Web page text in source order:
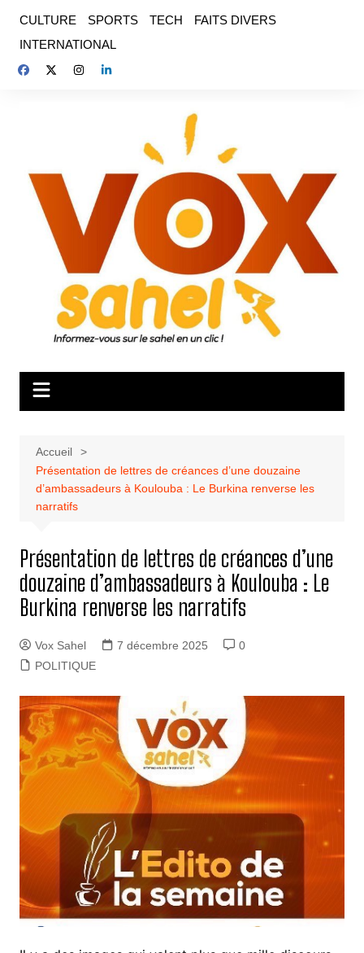
contenu
CULTURE SPORTS TECH
FAITS DIVERS
INTERNATIONAL
Accueil
Présentation de lettres de créances d’une douzaine
d’ambassadeurs à Koulouba : Le Burkina renverse les
narratifs
Présentation de lettres de créances d’une
douzaine d’ambassadeurs à Koulouba : Le
Burkina renverse les narratifs
Vox Sahel 7 décembre 2025
0
POLITIQUE